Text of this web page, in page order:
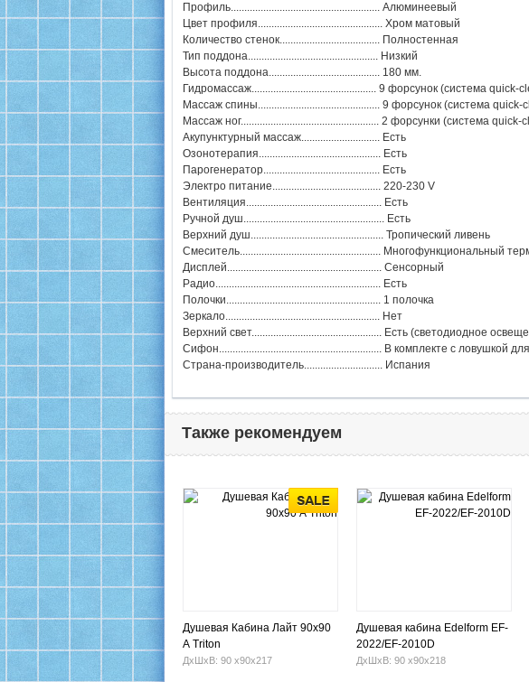
Профиль....................................................... Алюминеевый
Цвет профиля.............................................. Хром матовый
Количество стенок..................................... Полностенная
Тип поддона................................................ Низкий
Высота поддона......................................... 180 мм.
Гидромассаж.............................................. 9 форсунок (система quick-
Массаж спины............................................. 9 форсунок (система quick-
Массаж ног................................................... 2 форсунки (система quick-
Акупунктурный массаж............................. Есть
Озонотерапия............................................. Есть
Парогенератор........................................... Есть
Электро питание........................................ 220-230 V
Вентиляция.................................................. Есть
Ручной душ.................................................... Есть
Верхний душ................................................. Тропический ливень
Смеситель.................................................... Многофункциональный
Дисплей......................................................... Сенсорный
Радио............................................................. Есть
Полочки......................................................... 1 полочка
Зеркало......................................................... Нет
Верхний свет................................................ Есть (светодиодное
Сифон............................................................ В комплекте с ловушкой
Страна-производитель............................. Испания
Также рекомендуем
Душевая Кабина Лайт 90х90
А Triton
ДхШхВ: 90 х90х217
Душевая кабина Edelform EF-
2022/EF-2010D
ДхШхВ: 90 х90х218